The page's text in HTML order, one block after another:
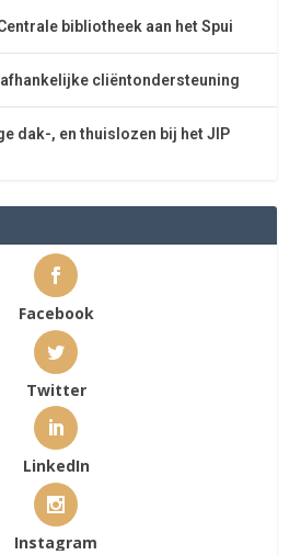
bibliotheek aan het Spui
cliëntondersteuning
dak-, en thuislozen bij het JIP
Facebook
Twitter
LinkedIn
Instagram